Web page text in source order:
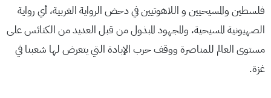
فلسطين والمسيحيين و اللاهوتيين في دحض الرواية الغربية، أي رواية
الصهيونية المسيحية، والمجهود المبذول من قبل العديد من الكنائس على
مستوى العالم للمناصرة ووقف حرب الإبادة التي يتعرض لها شعبنا في
غزة.